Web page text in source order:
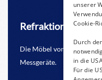
Die Möbel von TOMEY
Messgeräte.
unserer
Cookie-
Durch
in die
Für die